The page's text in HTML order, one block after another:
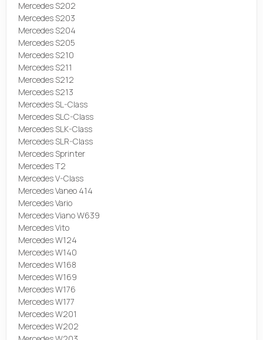
Mercedes S202
Mercedes S203
Mercedes S204
Mercedes S205
Mercedes S210
Mercedes S211
Mercedes S212
Mercedes S213
Mercedes SL-Class
Mercedes SLC-Class
Mercedes SLK-Class
Mercedes SLR-Class
Mercedes Sprinter
Mercedes T2
Mercedes V-Class
Mercedes Vaneo 414
Mercedes Vario
Mercedes Viano W639
Mercedes Vito
Mercedes W124
Mercedes W140
Mercedes W168
Mercedes W169
Mercedes W176
Mercedes W177
Mercedes W201
Mercedes W202